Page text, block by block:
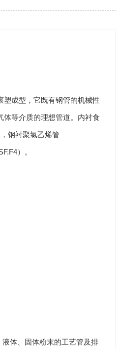
成型，它既有钢管的机械性
等介质的理想管道。内衬食
钢衬聚氯乙烯管
）。
体、固体粉末的工艺管及排